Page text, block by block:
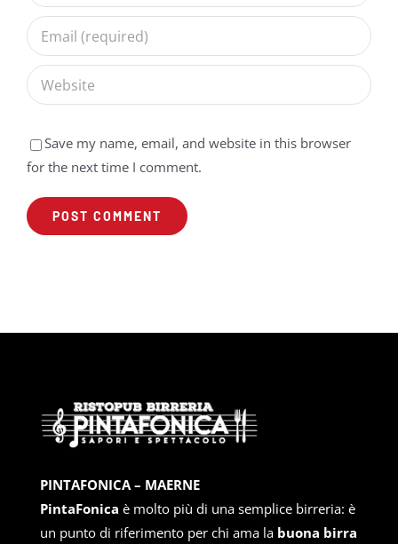
Save my name, email, and website in this browser
for the next time I comment.
PINTAFONICA – MAERNE
PintaFonica è molto più di una semplice birreria: è
un punto di riferimento per chi ama la buona birra